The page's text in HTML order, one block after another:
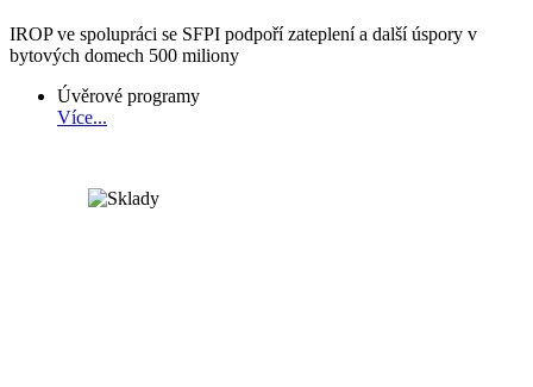
IROP ve spolupráci se SFPI podpoří zateplení a další úspory v
bytových domech 500 miliony
Úvěrové programy
Více...